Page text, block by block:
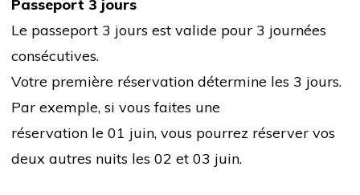
Passeport 3 jours
Le passeport 3 jours est valide pour 3 journées
consécutives.
Votre première réservation détermine les 3 jours.
Par exemple, si vous faites une
réservation le 01 juin, vous pourrez réserver vos
deux autres nuits les 02 et 03 juin.